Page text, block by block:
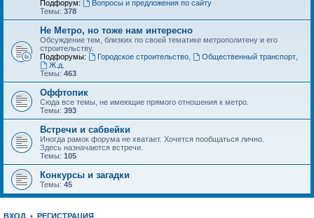
Подфорум:
Вопросы и предложения по сайту
Темы: 378
Не Метро, но тоже нам интересно
Обсуждение тем, близких по своей тематике метрополитену и его
строительству.
Подфорумы:
Городское строительство, Общественный транспорт,
Ж.д.
Темы: 463
Оффтопик
Сюда все темы, не имеющие прямого отношения к метро.
Темы: 393
Встречи и сабвейки
Иногда рамок форума не хватает. Хочется пообщаться лично.
Здесь назначаются встречи.
Темы: 105
Конкурсы и загадки
Темы: 45
ВХОД • РЕГИСТРАЦИЯ